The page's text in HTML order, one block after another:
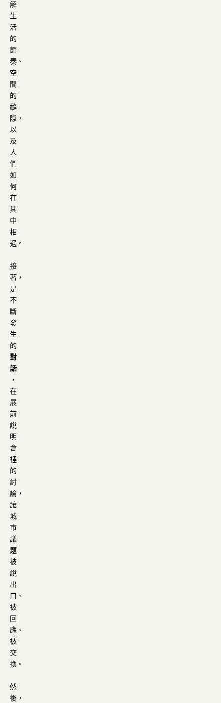
解
生
活
的
節
奏、
空
間
的
縫
隙，
以
及
人
們
如
何
在
其
中
相
遇。
接
著，
是
不
斷
發
生
的
對
話
，
在
展
前
說
明
會
裡
的
討
論，
讓
城
市
議
題
被
說
出
口、
被
回
應、
被
交
換。
然
後，